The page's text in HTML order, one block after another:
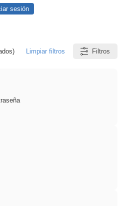
sesión
Limpiar filtros Filtros